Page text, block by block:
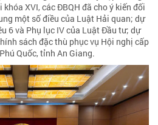
XVI, các ĐBQH đã cho ý kiến đối
một số điều của Luật Hải quan; dự
6 và Phụ lục IV của Luật Đầu tư; dự
sách đặc thù phục vụ Hội nghị cấp
Quốc, tỉnh An Giang.